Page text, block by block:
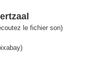
le fichier son)